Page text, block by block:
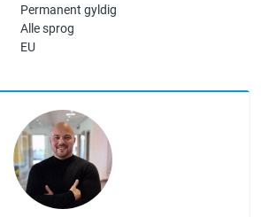
Permanent gyldig
Alle sprog
EU